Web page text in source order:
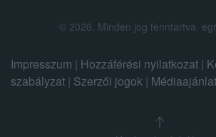
© 2026. Minden jog fenntartva.
Impresszum | Hozzáférési nyilatkozat |
szabályzat | Szerzői jogok | Médiaajánlat